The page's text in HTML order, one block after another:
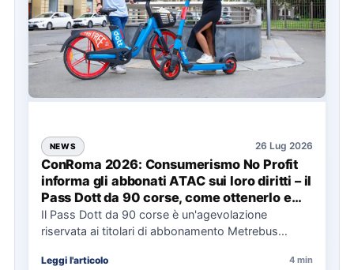
NEWS 26 Lug 2026
ConRoma 2026: Consumerismo No Profit
informa gli abbonati ATAC sui loro diritti – il
Pass Dott da 90 corse, come ottenerlo e
cosa spetta in caso di disservizi
Il Pass Dott da 90 corse è un'agevolazione
riservata ai titolari di abbonamento Metrebus
Leggi l'articolo 4 min